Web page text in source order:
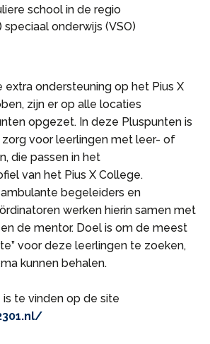
school in de regio
onderwijs (VSO)
extra ondersteuning op het Pius X
zijn er op alle locaties
opgezet. In deze Pluspunten is
zorg voor leerlingen met leer- of
die passen in het
van het Pius X College.
begeleiders en
werken hierin samen met
de mentor. Doel is om de meest
voor deze leerlingen te zoeken,
kunnen behalen.
te vinden op de site